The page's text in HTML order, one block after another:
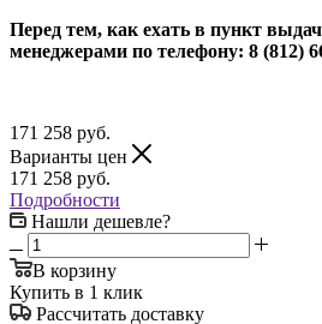
Перед тем, как ехать в пункт
менеджерами по телефону: 8 (812)
171 258 руб.
Варианты цен
171 258 руб.
Подробности
Нашли дешевле?
В корзину
Купить в 1 клик
Рассчитать доставку